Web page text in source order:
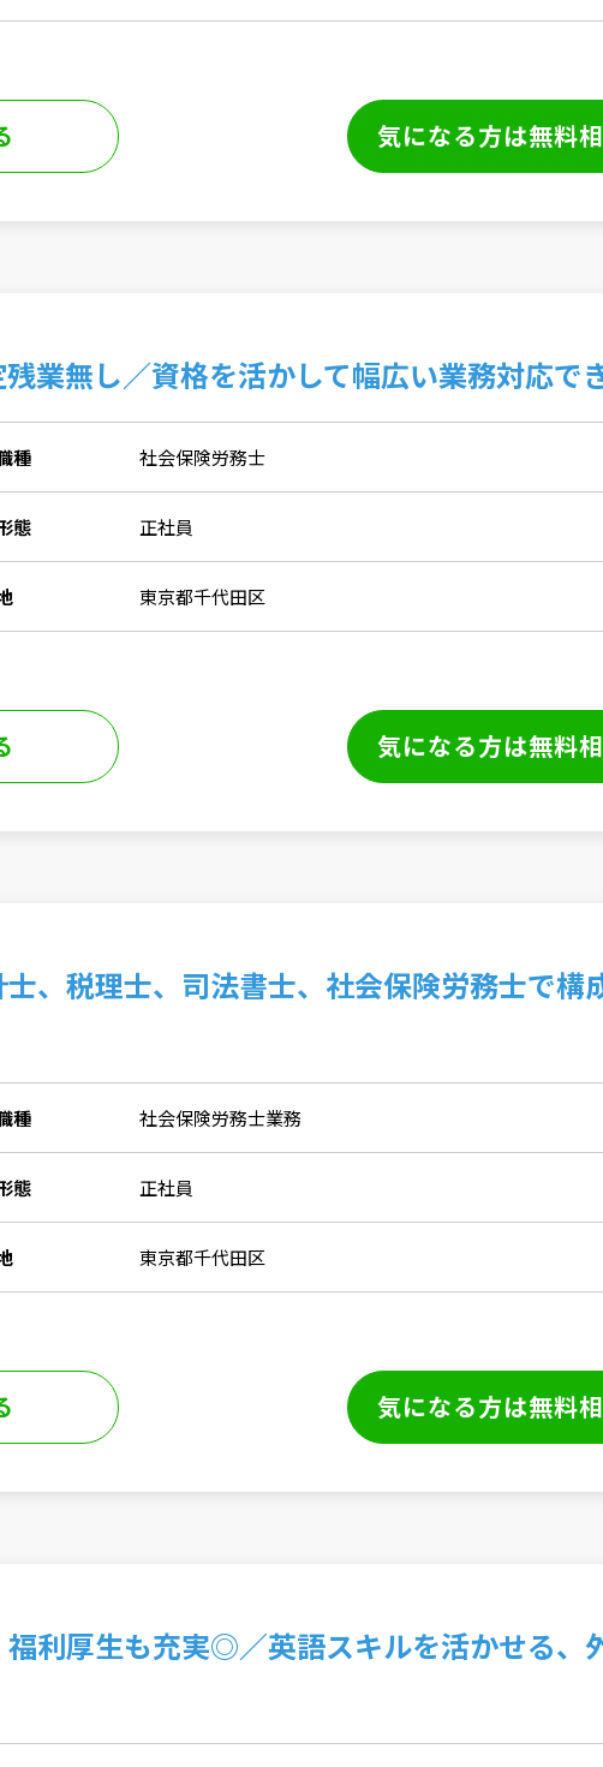
気になる方は無料
残業無し／資格を活かして幅広い業務対応
種 社会保険労務士
態 正社員
東京都千代田区
気になる方は無料
士、税理士、司法書士、社会保険労務士で構
種 社会保険労務士業務
態 正社員
東京都千代田区
気になる方は無料
福利厚生も充実◎／英語スキルを活かせる、